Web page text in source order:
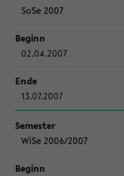
SoSe 2007
02.04.2007
13.07.2007
WiSe 2006/2007